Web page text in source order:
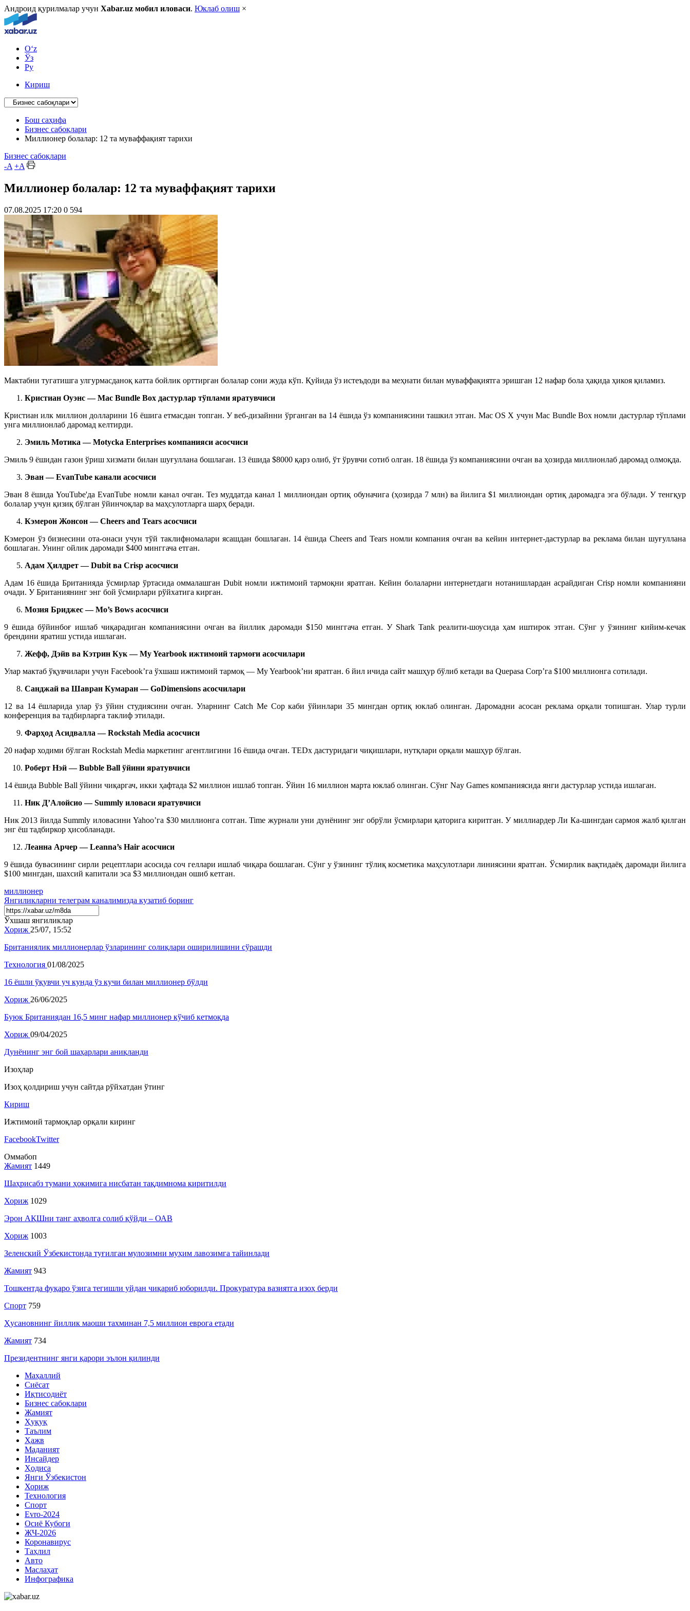
Андроид қурилмалар учун Xabar.uz мобил иловаси. Юклаб олиш ×
O‘z
Ўз
Ру
Кириш
Бош саҳифа
Бизнес сабоқлари
Миллионер болалар: 12 та муваффақият тарихи
Бизнес сабоқлари
-A +A
Миллионер болалар: 12 та муваффақият тарихи
07.08.2025 17:20 0 594
Мактабни тугатишга улгурмасданоқ катта бойлик орттирган болалар сони жуда кўп. Қуйида ўз истеъдоди ва меҳнати билан муваффақиятга эришган 12 нафар бола ҳақида ҳикоя қиламиз.
Кристиан Оуэнс — Mac Bundle Box дастурлар тўплами яратувчиси
Кристианилк миллион долларини 16 ёшига етмасдан топган. У веб-дизайнни ўрганган ва 14 ёшида ўз компаниясини ташкил этган. Mac OS X учун Mac Bundle Box номли дастурлар тўплами
унга миллионлаб даромад келтирди.
Эмиль Мотика — Motycka Enterprises компанияси асосчиси
Эмиль 9 ёшидан газон ўриш хизмати билан шуғуллана бошлаган. 13 ёшида $8000 қарз олиб, ўт ўрувчи сотиб олган. 18 ёшида ўз компаниясини очган ва ҳозирда миллионлаб даромад олмоқда.
Эван — EvanTube канали асосчиси
Эван 8 ёшида YouTube'да EvanTube номли канал очган. Тез муддатда канал 1 миллиондан ортиқ обуначига (ҳозирда 7 млн)ва йилига $1 миллиондан ортиқдаромадга эга бўлади. Утенгқур
болалар учун қизиқ бўлган ўйинчоқлар ва маҳсулотларга шарҳ беради.
Кэмерон Жонсон— Cheers and Tears асосчиси
Кэмерон ўз бизнесини ота-онаси учун тўй таклифномалари ясашдан бошлаган. 14 ёшида Cheers and Tears номли компания очган ва кейин интернет-дастурлар ва реклама билан шуғуллана
бошлаган. Унинг ойлик даромади $400 минггача етган.
Адам Ҳилдрет — Dubit ва Crisp асосчиси
Адам 16 ёшида Британияда ўсмирлар ўртасида оммалашган Dubit номли ижтимоий тармоқни яратган. Кейин болаларни интернетдаги нотанишлардан асрайдиган Crisp номли компанияни
очади. У Британиянинг энг бой ўсмирлари рўйхатига кирган.
Мозия Бриджес — Mo’s Bows асосчиси
9 ёшида бўйинбоғ ишлаб чиқарадиган компаниясини очган ва йиллик даромади $150 минггача етган. У Shark Tank реалити-шоусида ҳам иштирок этган. Сўнг у ўзининг кийим-кечак
брендини яратиш устида ишлаган.
Жефф, Дэйв ва Кэтрин Кук — My Yearbook ижтимоий тармоғи асосчилари
Улар мактаб ўқувчилари учун Facebook’га ўхшаш ижтимоий тармоқ — My Yearbook’ни яратган. 6 йил ичида сайт машҳур бўлиб кетади ва Quepasa Corp’га $100 миллионга сотилади.
Санджай ва Шавран Кумаран — GoDimensions асосчилари
12 ва 14 ёшларида улар ўз ўйин студиясини очган. Уларнинг Catch Me Cop каби ўйинлари 35 мингдан ортиқ юклаб олинган. Даромадни асосан реклама орқалитопишган. Улар турли
конференция ва тадбирларга таклиф этилади.
Фарҳод Асидвалла — Rockstah Media асосчиси
20 нафар ходими бўлган Rockstah Media маркетинг агентлигини 16 ёшида очган. TEDx дастуридаги чиқишлари, нутқлари орқали машҳур бўлган.
Роберт Нэй — Bubble Ball ўйини яратувчиси
14 ёшида Bubble Ball ўйини чиқаргач, икки ҳафтада $2 миллион ишлаб топган. Ўйин 16 миллион марта юклаб олинган. Сўнг Nay Games компаниясида янги дастурлар устида ишлаган.
Ник Д’Алойсио — Summly иловаси яратувчиси
Ник 2013 йилда Summly иловасини Yahoo’га $30 миллионга сотган. Time журнали уни дунёнинг энгобрўли ўсмирлари қаторига киритган. У миллиардерЛи Ка-шингдан сармоя жалб қилган
энг ёш тадбиркор ҳисобланади.
Леанна Арчер — Leanna’s Hair асосчиси
9 ёшида бувасининг сирли рецептлари асосида соч геллари ишлаб чиқара бошлаган. Сўнгу ўзининг тўлиқ косметика маҳсулотлари линиясини яратган. Ўсмирлик вақтидаёқ даромади йилига
$100 мингдан, шахсий капитали эса $3 миллиондан ошиб кетган.
миллионер
Янгиликларни телеграм каналимизда кузатиб боринг
Ўхшаш янгиликлар
Хориж 25/07, 15:52
Британиялик миллионерлар ўзларининг солиқлари оширилишини сўрашди
Технология 01/08/2025
16 ёшли ўқувчи уч кунда ўз кучи билан миллионер бўлди
Хориж 26/06/2025
Буюк Британиядан 16,5 минг нафар миллионер кўчиб кетмоқда
Хориж 09/04/2025
Дунёнинг энг бой шаҳарлари аниқланди
Изоҳлар
Изоҳ қолдириш учун сайтда рўйхатдан ўтинг
Кириш
Ижтимоий тармоқлар орқали киринг
FacebookTwitter
Оммабоп
Жамият 1449
Шаҳрисабз тумани ҳокимига нисбатан тақдимнома киритилди
Хориж 1029
Эрон АҚШни танг аҳволга солиб қўйди – ОАВ
Хориж 1003
Зеленский Ўзбекистонда туғилган мулозимни муҳим лавозимга тайинлади
Жамият 943
Тошкентда фуқаро ўзига тегишли уйдан чиқариб юборилди. Прокуратура вазиятга изоҳ берди
Спорт 759
Ҳусановнинг йиллик маоши тахминан 7,5 миллион еврога етади
Жамият 734
Президентнинг янги қарори эълон қилинди
Маҳаллий
Сиёсат
Иқтисодиёт
Бизнес сабоқлари
Жамият
Ҳуқуқ
Таълим
Ҳажв
Маданият
Инсайдер
Ҳодиса
Янги Ўзбекистон
Хориж
Технология
Спорт
Evro-2024
Осиё Кубоги
ЖЧ-2026
Коронавирус
Таҳлил
Авто
Маслаҳат
Инфографика